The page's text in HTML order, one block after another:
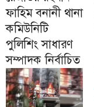
ফাহিম বনানী থানা
কমিউনিটি
পুলিশিং সাধারণ
সম্পাদক নির্বাচিত